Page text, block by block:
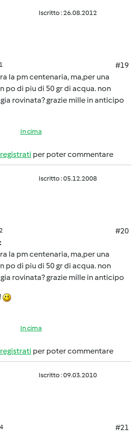
Iscritto : 26.08.2012
#19
la pm centenaria, ma,per una
po di piu di 50 gr di acqua. non
rovinata? grazie mille in anticipo
In cima
registrati per poter commentare
Iscritto : 05.12.2008
#20
la pm centenaria, ma,per una
po di piu di 50 gr di acqua. non
rovinata? grazie mille in anticipo
In cima
registrati per poter commentare
Iscritto : 09.03.2010
#21